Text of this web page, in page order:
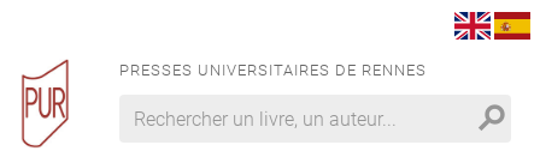
PRESSES UNIVERSITAIRES DE RENNES
search